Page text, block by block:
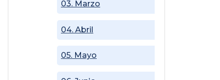
03. Marzo
04. Abril
05. Mayo